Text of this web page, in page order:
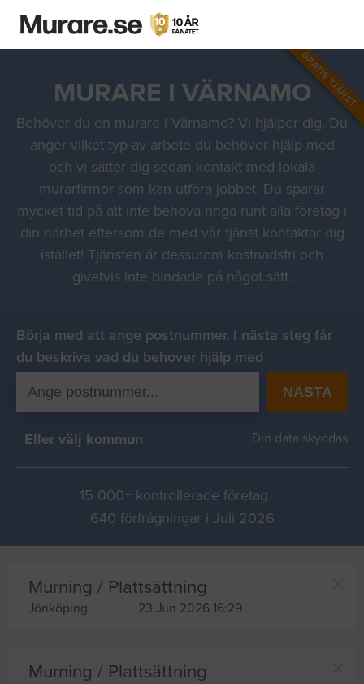
GRATIS TJÄNST
MURARE I VÄRNAMO
Behöver du en murare i Värnamo? Vi hjälper dig. Du
anger vilket typ av arbete du behöver hjälp med
och vi sätter dig sedan kontakt med lokala
murarfirmor som kan utföra jobbet. Du sparar
mycket tid på att inte behöva ringa runt alla företag i
din närhet eftersom de med vår tjänst kontaktar dig
istället! Tjänsten är dessutom kostnadsfri och
givetvis inte bindade på något sätt.
Börja med att ange postnummer. I nästa steg får
du beskriva vad du behover hjälp med
NÄSTA
Eller välj kommun Din data skyddas
15 000+ kontrollerade företag
640 förfrågningar i Juli 2026
Murning / Plattsättning
Jönköping 23 Jun 2026 16:29
Murning / Plattsättning